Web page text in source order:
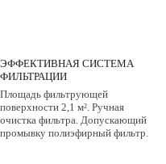
ЭФФЕКТИВНАЯ СИСТЕМА
ФИЛЬТРАЦИИ
Площадь фильтрующей
поверхности 2,1 м². Ручная
очистка фильтра. Допускающий
промывку полиэфирный фильтр.